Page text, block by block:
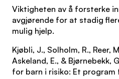
Viktigheten av å forsterke
avgjørende for at stadig
mulig hjelp.
Kjøbli, J., Solholm, R., Reer,
Askeland, E., & Bjørnebekk,
for barn i risiko: Et